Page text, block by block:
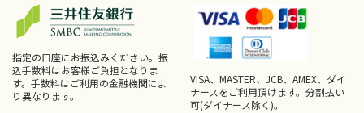
指定の口座にお振込みください。振
込手数料はお客様ご負担となりま
す。手数料はご利用の金融機関によ
り異なります。
VISA、MASTER、JCB、AMEX、ダイ
ナースをご利用頂けます。分割払い
可(ダイナース除く)。